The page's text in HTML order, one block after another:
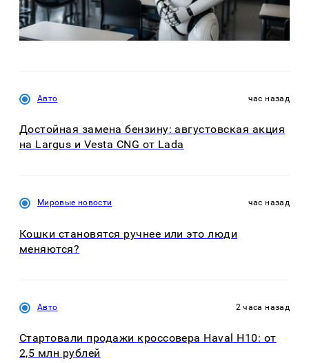
Авто час назад
Достойная замена бензину: августовская акция
на Largus и Vesta CNG от Lada
Мировые новости час назад
Кошки становятся ручнее или это люди
меняются?
Авто 2 часа назад
Стартовали продажи кроссовера Haval H10: от
2,5 млн рублей